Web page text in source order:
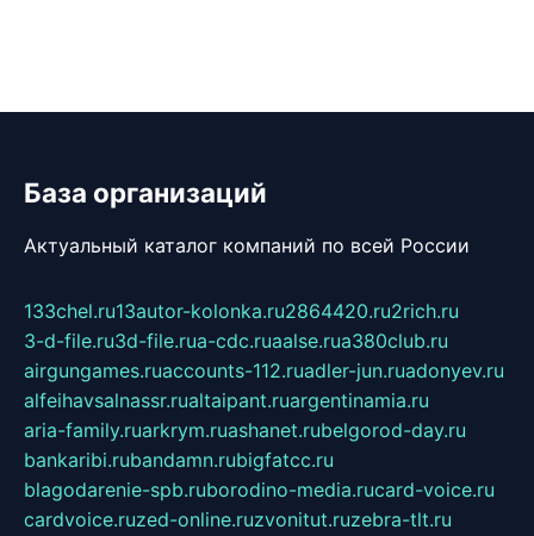
База организаций
Актуальный каталог компаний по всей России
133chel.ru13autor-kolonka.ru2864420.ru2rich.ru
3-d-file.ru3d-file.rua-cdc.ruaalse.rua380club.ru
airgungames.ruaccounts-112.ruadler-jun.ruadonyev.ru
alfeihavsalnassr.rualtaipant.ruargentinamia.ru
aria-family.ruarkrym.ruashanet.rubelgorod-day.ru
bankaribi.rubandamn.rubigfatcc.ru
blagodarenie-spb.ruborodino-media.rucard-voice.ru
cardvoice.ruzed-online.ruzvonitut.ruzebra-tlt.ru